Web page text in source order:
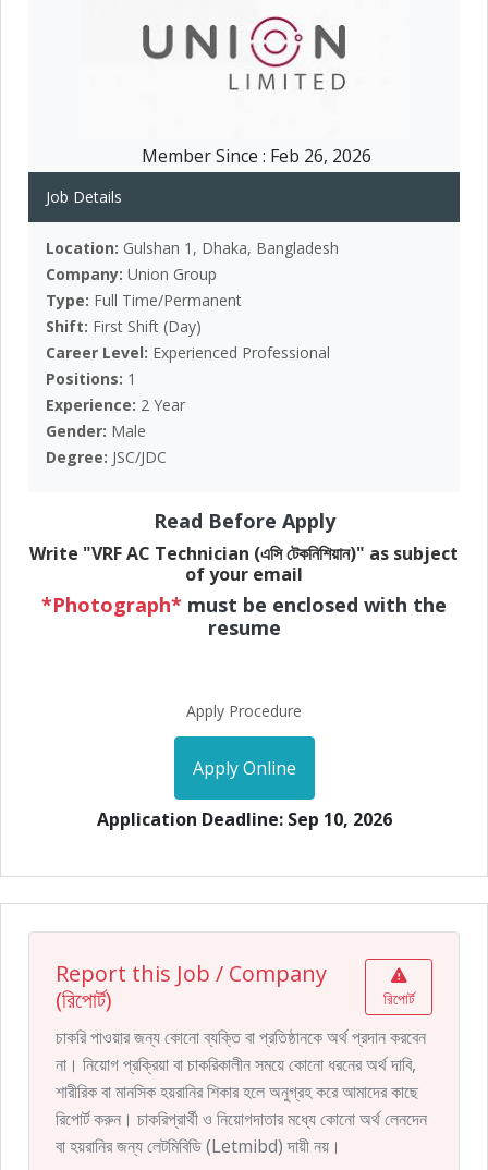
Member Since : Feb 26, 2026
Job Details
Location: Gulshan 1, Dhaka, Bangladesh
Company: Union Group
Type: Full Time/Permanent
Shift: First Shift (Day)
Career Level: Experienced Professional
Positions: 1
Experience: 2 Year
Gender: Male
Degree: JSC/JDC
Read Before Apply
Write "VRF AC Technician (এসি টেকনিশিয়ান)" as subject
of your email
*Photograph* must be enclosed with the
resume
Apply Procedure
Apply Online
Application Deadline: Sep 10, 2026
Report this Job / Company
(রিপোর্ট)
রিপোর্ট
চাকরি পাওয়ার জন্য কোনো ব্যক্তি বা প্রতিষ্ঠানকে অর্থ প্রদান করবেন
না। নিয়োগ প্রক্রিয়া বা চাকরিকালীন সময়ে কোনো ধরনের অর্থ দাবি,
শারীরিক বা মানসিক হয়রানির শিকার হলে অনুগ্রহ করে আমাদের কাছে
রিপোর্ট করুন। চাকরিপ্রার্থী ও নিয়োগদাতার মধ্যে কোনো অর্থ লেনদেন
বা হয়রানির জন্য লেটমিবিডি (Letmibd) দায়ী নয়।